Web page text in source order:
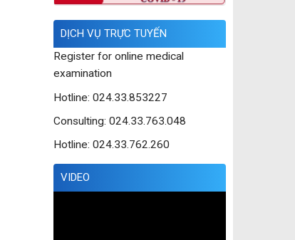
DỊCH VỤ TRỰC TUYẾN
Register for online medical
examination
Hotline: 024.33.853227
Consulting: 024.33.763.048
Hotline: 024.33.762.260
VIDEO